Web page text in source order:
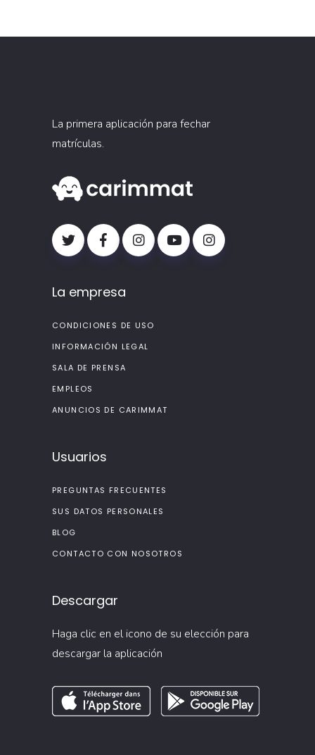
La primera aplicación para fechar
matrículas.
La empresa
CONDICIONES DE USO
INFORMACIÓN LEGAL
SALA DE PRENSA
EMPLEOS
ANUNCIOS DE CARIMMAT
Usuarios
PREGUNTAS FRECUENTES
SUS DATOS PERSONALES
BLOG
CONTACTO CON NOSOTROS
Descargar
Haga clic en el icono de su elección para
descargar la aplicación